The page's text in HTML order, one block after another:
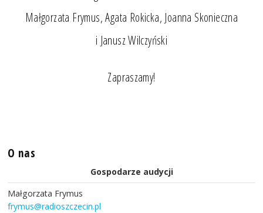
Małgorzata Frymus, Agata Rokicka, Joanna Skonieczna
i Janusz Wilczyński
Zapraszamy!
O nas
Gospodarze audycji
Małgorzata Frymus
frymus@radioszczecin.pl